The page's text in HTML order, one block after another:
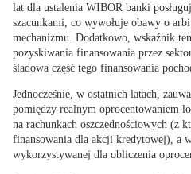
lat dla ustalenia WIBOR banki
szacunkami, co wywołuje obawy o
mechanizmu. Dodatkowo, wskaźnik
pozyskiwania finansowania przez
śladowa część tego finansowania
Jednocześnie, w ostatnich latach,
pomiędzy realnym oprocentowaniem
na rachunkach oszczędnościowych (z
finansowania dla akcji kredytowej), a
wykorzystywanej dla obliczenia